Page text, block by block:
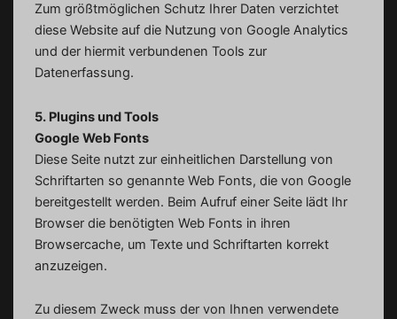
Zum größtmöglichen Schutz Ihrer Daten verzichtet
diese Website auf die Nutzung von Google Analytics
und der hiermit verbundenen Tools zur
Datenerfassung.
5. Plugins und Tools
Google Web Fonts
Diese Seite nutzt zur einheitlichen Darstellung von
Schriftarten so genannte Web Fonts, die von Google
bereitgestellt werden. Beim Aufruf einer Seite lädt Ihr
Browser die benötigten Web Fonts in ihren
Browsercache, um Texte und Schriftarten korrekt
anzuzeigen.
Zu diesem Zweck muss der von Ihnen verwendete